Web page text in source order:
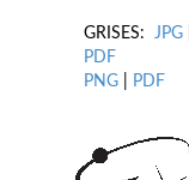
GRISES: JPG
PDF
PNG
PDF